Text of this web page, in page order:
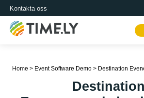
Kontakta oss
Timely
Home > Event Software Demo > Destination
Destination